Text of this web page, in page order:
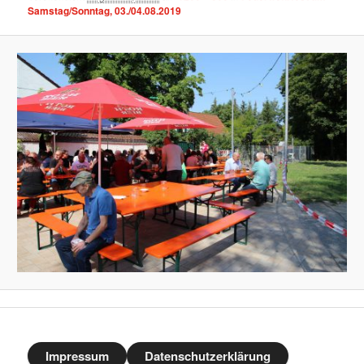
Samstag/Sonntag, 03./04.08.2019
Impressum Datenschutzerklärung